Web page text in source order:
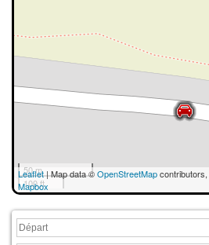
50 m
100 ft
Leaflet| Map data ©OpenStreetMapcontributors,
Mapbox